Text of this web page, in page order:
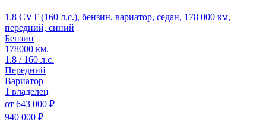
1.8 CVT (160 л.с.), бензин, вариатор, седан, 178 000 км,
передний, синий
Бензин
178000 км.
1.8 / 160 л.с.
Передний
Вариатор
1 владелец
от 643 000 ₽
940 000 ₽